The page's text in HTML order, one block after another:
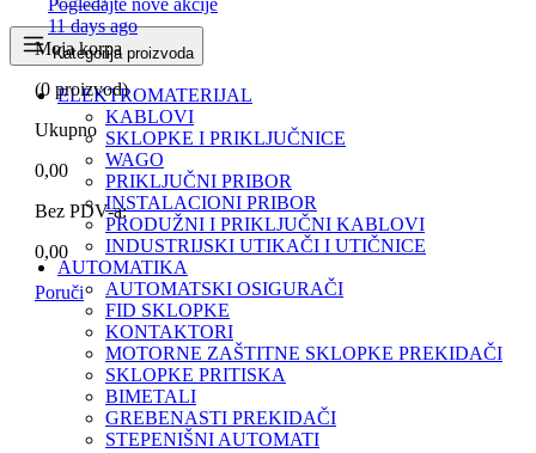
Pogledajte nove akcije
11 days ago
Moja korpa
(0 proizvod)
Ukupno
0,00
Bez PDV-a:
0,00
Poruči
Kategorija proizvoda
ELEKTROMATERIJAL
KABLOVI
SKLOPKE I PRIKLJUČNICE
WAGO
PRIKLJUČNI PRIBOR
INSTALACIONI PRIBOR
PRODUŽNI I PRIKLJUČNI KABLOVI
INDUSTRIJSKI UTIKAČI I UTIČNICE
AUTOMATIKA
AUTOMATSKI OSIGURAČI
FID SKLOPKE
KONTAKTORI
MOTORNE ZAŠTITNE SKLOPKE PREKIDAČI
SKLOPKE PRITISKA
BIMETALI
GREBENASTI PREKIDAČI
STEPENIŠNI AUTOMATI